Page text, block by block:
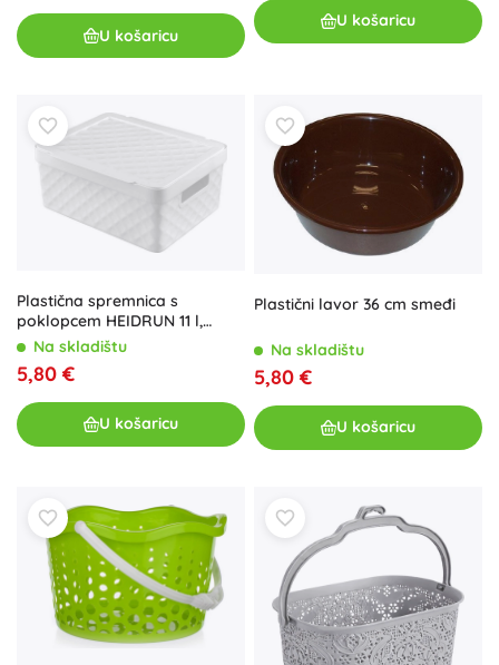
U košaricu
U košaricu
Plastična spremnica s
poklopcem HEIDRUN 11 l,
mješavina boja
Na skladištu
5,80 €
U košaricu
Plastični lavor 36 cm smeđi
Na skladištu
5,80 €
U košaricu